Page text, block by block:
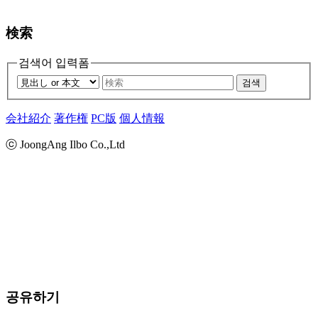
検索
검색어 입력폼
검색
会社紹介 著作権 PC版 個人情報
ⓒ JoongAng Ilbo Co.,Ltd
공유하기